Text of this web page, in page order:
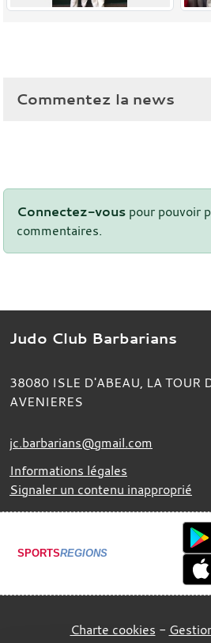
Commentez la news
Connectez-vous pour pouvoir
commentaires.
Judo Club Barbarians
38080 ISLE D'ABEAU, LA TOUR
AVENIERES
jc.barbarians@gmail.com
Informations légales
Signaler un contenu inapproprié
SPORTSREGIONS
Charte cookies